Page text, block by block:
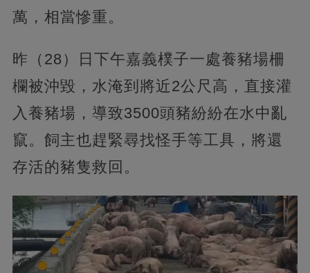
萬，相當慘重。
昨（28）日下午嘉義樸子一處養豬場柵
欄被沖毀，水淹到將近2公尺高，直接灌
入養豬場，導致3500頭豬紛紛在水中亂
竄。飼主也趕緊尋找怪手等工具，將還
存活的豬隻救回。